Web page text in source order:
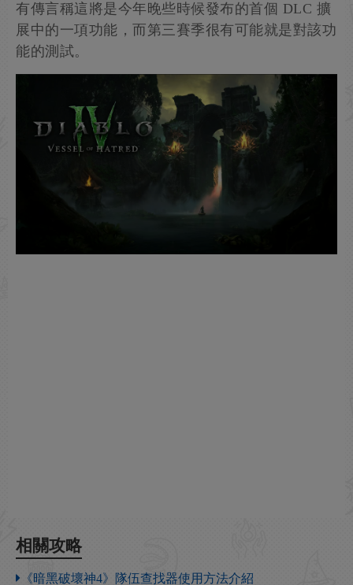
有傳言稱這將是今年晚些時候發布的首個 DLC 擴
展中的一項功能，而第三賽季很有可能就是對該功
能的測試。
相關攻略
《暗黑破壞神4》隊伍查找器使用方法介紹